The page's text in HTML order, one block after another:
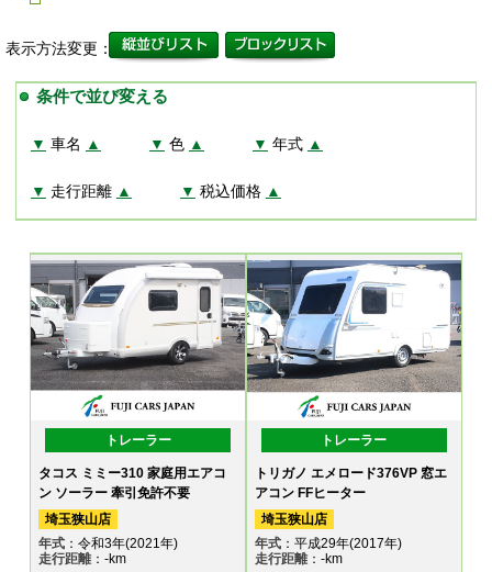
表示方法変更：
条件で並び変える
▼ 車名 ▲ ▼ 色 ▲ ▼ 年式 ▲
▼ 走行距離 ▲ ▼ 税込価格 ▲
トレーラー
タコス ミミー310 家庭用エアコ
ン ソーラー 牽引免許不要
埼玉狭山店
年式 ：令和3年(2021年)
走行距離：-km
トレーラー
トリガノ エメロード376VP 窓エ
アコン FFヒーター
埼玉狭山店
年式：平成29年(2017年)
走行距離：-km